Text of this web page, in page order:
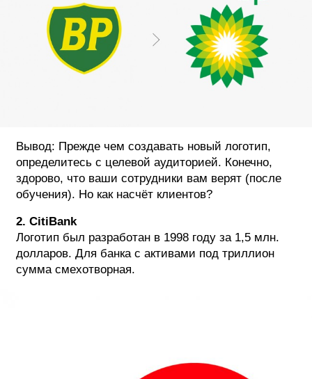
Вывод: Прежде чем создавать новый логотип,
определитесь с целевой аудиторией. Конечно,
здорово, что ваши сотрудники вам верят (после
обучения). Но как насчёт клиентов?
2. CitiBank
Логотип был разработан в 1998 году за 1,5 млн.
долларов. Для банка с активами под триллион
сумма смехотворная.